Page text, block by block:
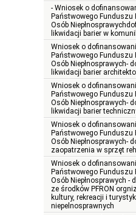
- Wniosek o
Państwowego Funduszu
Osób
likwidacji barier w
Wniosek o
Państwowego Funduszu
Osób Niepłnosprawych-
likwidacji barier
Wniosek o
Państwowego Funduszu
Osób Niepłnosprawych-
likwidacji barier
Wniosek o
Państwowego Funduszu
Osób Niepłnosprawych-
zaopatrzenia w sprzęt
Wniosek o
Państwowego Funduszu
Osób Niepłnosprawych -
ze środków PFRON
kultury, rekreacji i
niepelnosprawnych